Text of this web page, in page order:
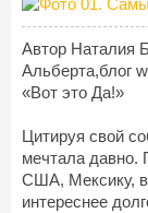
Автор Наталия
Альберта,блог
«Вот это Да!»
Цитируя свой
мечтала давно.
США, Мексику,
интереснее